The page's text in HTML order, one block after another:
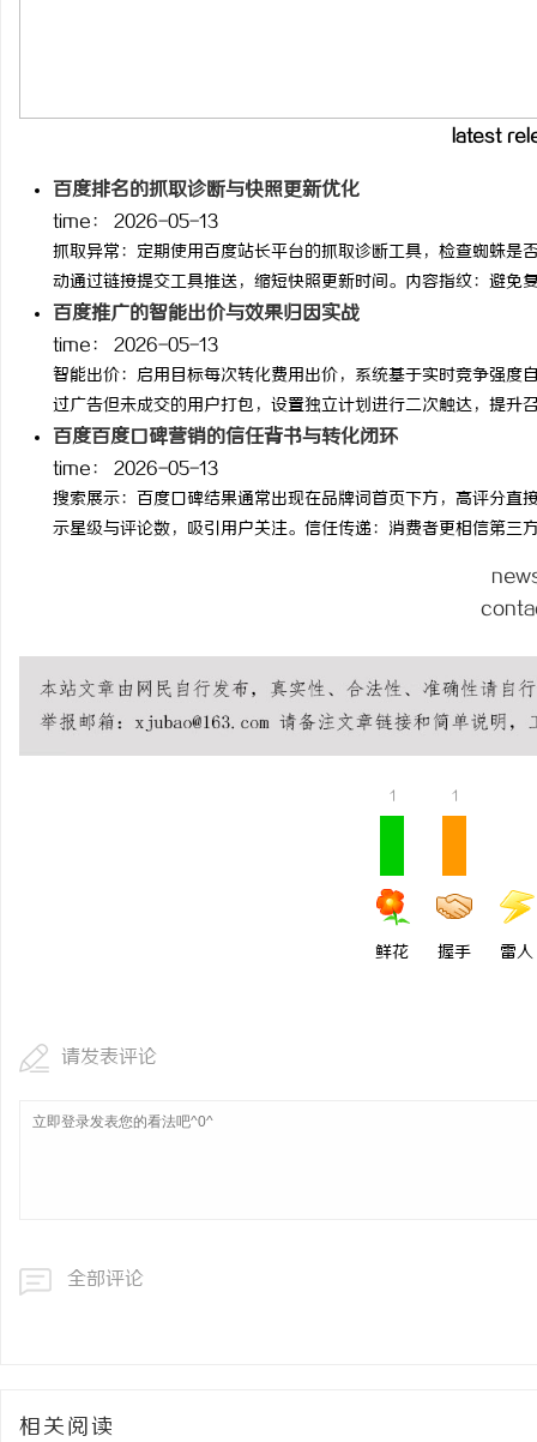
latest
百度排名的抓取诊断与快照更新优化
time：
2026-05-13
抓取异常：定期使用百度站长平台的抓取诊断工具，检查蜘蛛是
动通过链接提交工具推送，缩短快照更新时间。内容指纹：避免
百度推广的智能出价与效果归因实战
time：
2026-05-13
智能出价：启用目标每次转化费用出价，系统基于实时竞争强
过广告但未成交的用户打包，设置独立计划进行二次触达，提升
百度百度口碑营销的信任背书与转化闭环
time：
2026-05-13
搜索展示：百度口碑结果通常出现在品牌词首页下方，高评分直
示星级与评论数，吸引用户关注。信任传递：消费者更相信第三
1
鲜花
1
握手 雷人
请发表评论
全部评论
相关阅读